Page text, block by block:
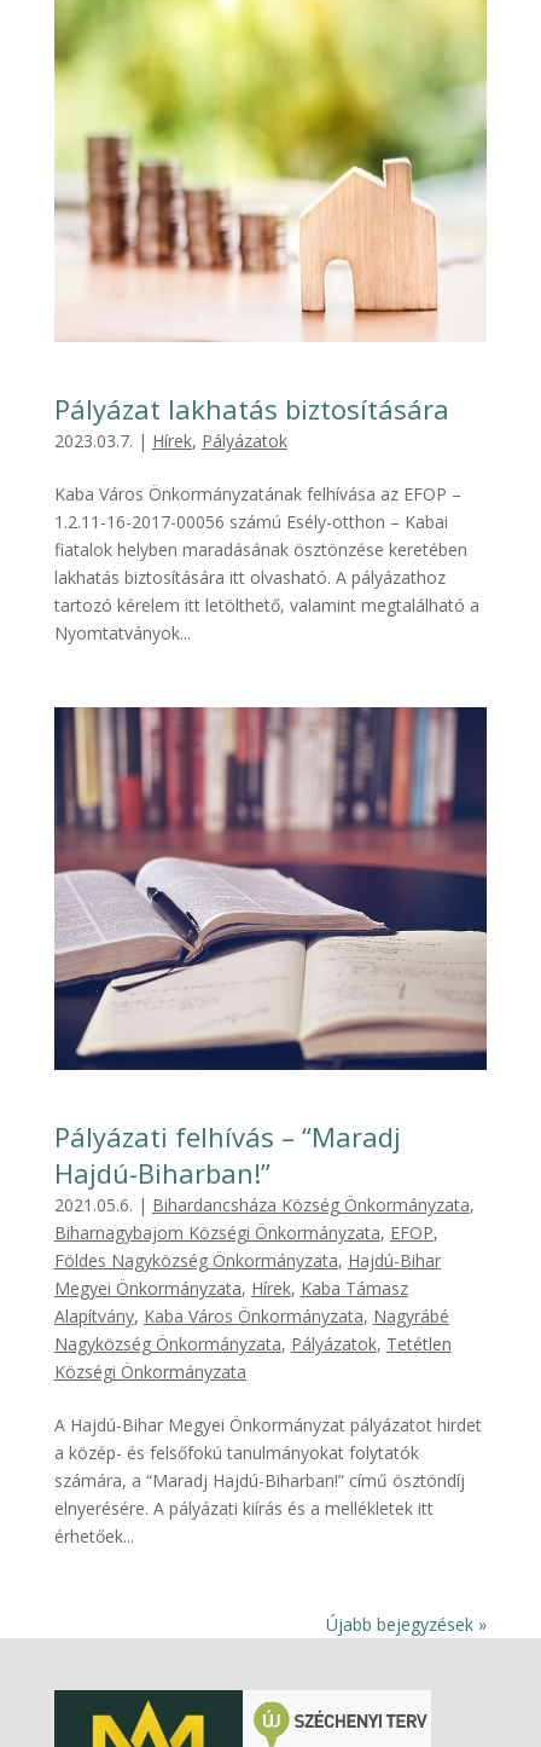
Pályázat lakhatás biztosítására
2023.03.7. | Hírek, Pályázatok
Kaba Város Önkormányzatának felhívása az EFOP –
1.2.11-16-2017-00056 számú Esély-otthon – Kabai
fiatalok helyben maradásának ösztönzése keretében
lakhatás biztosítására itt olvasható. A pályázathoz
tartozó kérelem itt letölthető, valamint megtalálható a
Nyomtatványok...
Pályázati felhívás – “Maradj
Hajdú-Biharban!”
2021.05.6. | Bihardancsháza Község Önkormányzata,
Biharnagybajom Községi Önkormányzata, EFOP,
Földes Nagyközség Önkormányzata, Hajdú-Bihar
Megyei Önkormányzata, Hírek, Kaba Támasz
Alapítvány, Kaba Város Önkormányzata, Nagyrábé
Nagyközség Önkormányzata, Pályázatok, Tetétlen
Községi Önkormányzata
A Hajdú-Bihar Megyei Önkormányzat pályázatot hirdet
a közép- és felsőfokú tanulmányokat folytatók
számára, a “Maradj Hajdú-Biharban!” című ösztöndíj
elnyerésére. A pályázati kiírás és a mellékletek itt
érhetőek...
Újabb bejegyzések »